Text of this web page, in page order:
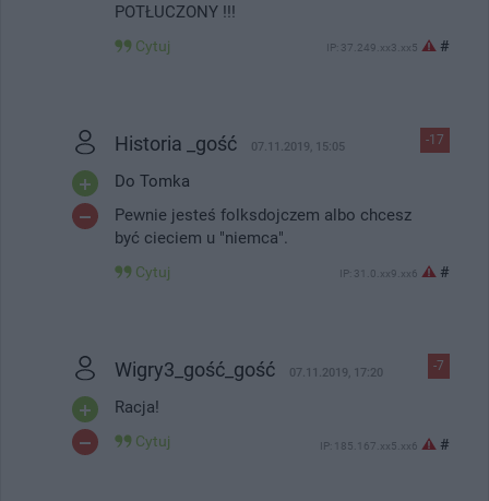
POTŁUCZONY !!!
Cytuj IP: 37.249.xx3.xx5 #
-17
Historia _gość 07.11.2019, 15:05
Do Tomka
Pewnie jesteś folksdojczem albo chcesz
być cieciem u "niemca".
Cytuj IP: 31.0.xx9.xx6 #
-7
Wigry3_gość_gość 07.11.2019, 17:20
Racja!
Cytuj IP: 185.167.xx5.xx6 #